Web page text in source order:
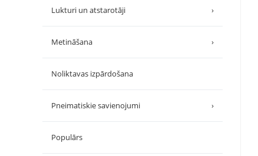
Lukturi un atstarotāji ›
Metināšana ›
Noliktavas izpārdošana
Pneimatiskie savienojumi ›
Populārs